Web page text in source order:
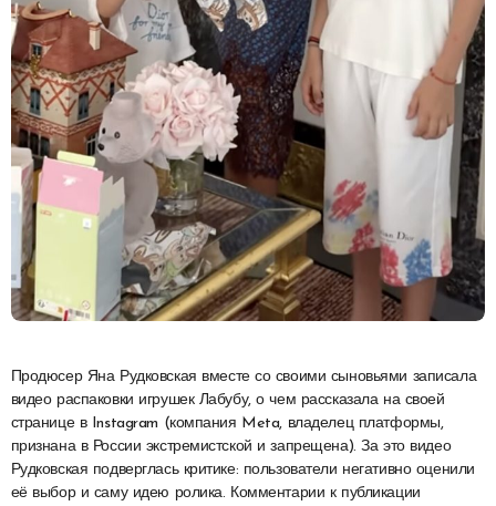
видео распаковки игрушек Лабубу, о чем рассказала на своей
странице в Instagram (компания Meta, владелец платформы,
признана в России экстремистской и запрещена). За это видео
Рудковская подверглась критике: пользователи негативно оценили
её выбор и саму идею ролика. Комментарии к публикации